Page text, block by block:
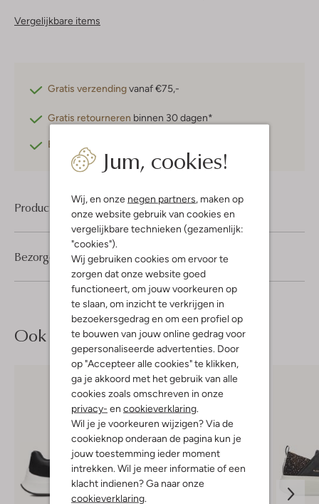
Jum, cookies!
Wij, en onze negen partners , maken op
onze website gebruik van cookies en
vergelijkbare technieken (gezamenlijk:
"cookies").
Wij gebruiken cookies om ervoor te
zorgen dat onze website goed
functioneert, om jouw voorkeuren op
te slaan, om inzicht te verkrijgen in
bezoekersgedrag en om een profiel op
te bouwen van jouw online gedrag voor
gepersonaliseerde advertenties. Door
op "Accepteer alle cookies" te klikken,
ga je akkoord met het gebruik van alle
cookies zoals omschreven in onze
privacy- en cookieverklaring
Wil je je voorkeuren wijzigen? Via de
cookieknop onderaan de pagina kun je
jouw toestemming ieder moment
intrekken. Wil je meer informatie of een
klacht indienen? Ga naar onze
cookieverklaring
Vergelijkbare items
Gratis verzendingvanaf €75,-
Gratis retourneren binnen 30 dagen*
Betaal achteraf
Product informatie
Bezorgen & retourneren
Ook iets voor jou?